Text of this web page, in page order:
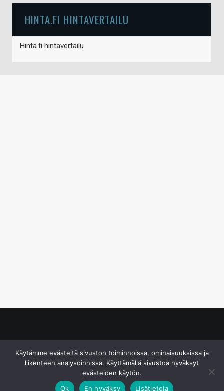
HINTA.FI HINTAVERTAILU
Hinta.fi hintavertailu
Käytämme evästeitä sivuston toiminnoissa, ominaisuuksissa ja
liikenteen analysoinnissa. Käyttämällä sivustoa hyväksyt
evästeiden käytön.
Ok
En hyväksy Lisätietoja